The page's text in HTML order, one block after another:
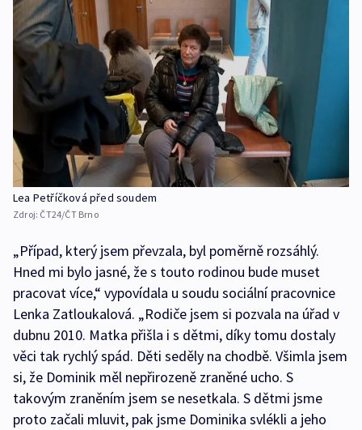
Lea Petříčková před soudem
Zdroj: ČT24/ČT Brno
„Případ, který jsem převzala, byl poměrně rozsáhlý.
Hned mi bylo jasné, že s touto rodinou bude muset
pracovat více,“ vypovídala u soudu sociální pracovnice
Lenka Zatloukalová. „Rodiče jsem si pozvala na úřad v
dubnu 2010. Matka přišla i s dětmi, díky tomu dostaly
věci tak rychlý spád. Děti seděly na chodbě. Všimla jsem
si, že Dominik měl nepřirozeně zraněné ucho. S
takovým zraněním jsem se nesetkala. S dětmi jsme
proto začali mluvit, pak jsme Dominika svlékli a jeho